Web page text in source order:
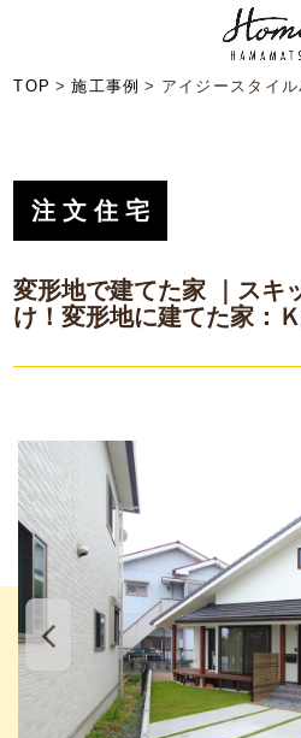
TOP 施工事例 アイジースタイ
注文住宅
変形地で建てた家 ｜スキ
け！変形地に建てた家：